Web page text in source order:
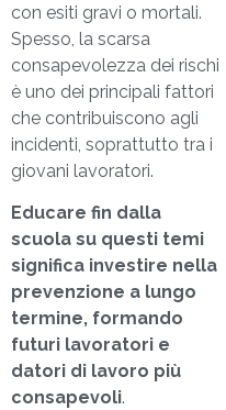
con esiti gravi o mortali.
Spesso, la scarsa
consapevolezza dei rischi
è uno dei principali fattori
che contribuiscono agli
incidenti, soprattutto tra i
giovani lavoratori.
Educare fin dalla
scuola su questi temi
significa investire nella
prevenzione a lungo
termine, formando
futuri lavoratori e
datori di lavoro più
consapevoli.